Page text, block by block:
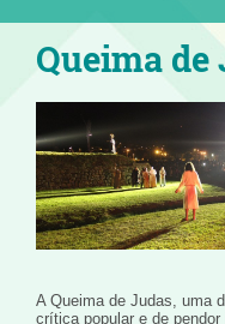
Queima de
A Queima de Judas, uma
crítica popular e de